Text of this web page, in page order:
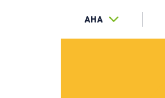
AHA